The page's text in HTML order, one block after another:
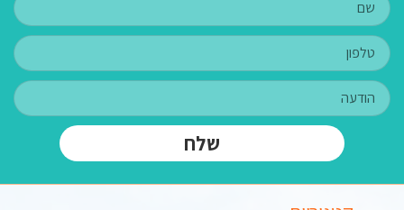
שלח